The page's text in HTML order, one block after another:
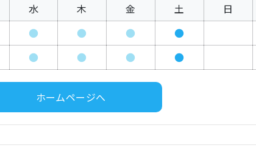
水 木 金 土 日
● ● ● ●
● ● ● ●
ホームページへ